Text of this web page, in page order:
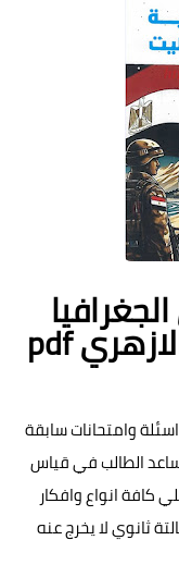
للصف الثالث الثانوي الازهري pdf
وامتحانات سابقة
الطالب في قياس
كافة انواع وافكار
ثانوي لا يخرج عنه